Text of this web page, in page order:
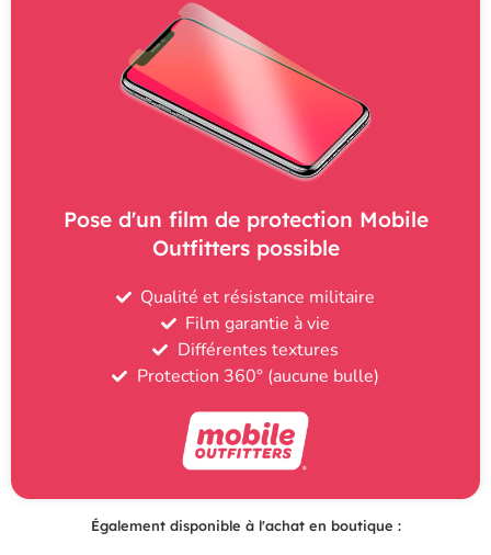
Pose d'un film de protection Mobile
Outfitters possible
Qualité et résistance militaire
Film garantie à vie
Différentes textures
Protection 360° (aucune bulle)
Également disponible à l'achat en boutique :